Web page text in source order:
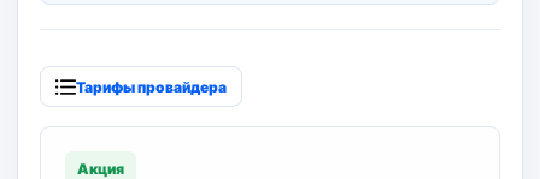
Тарифы провайдера
Акция